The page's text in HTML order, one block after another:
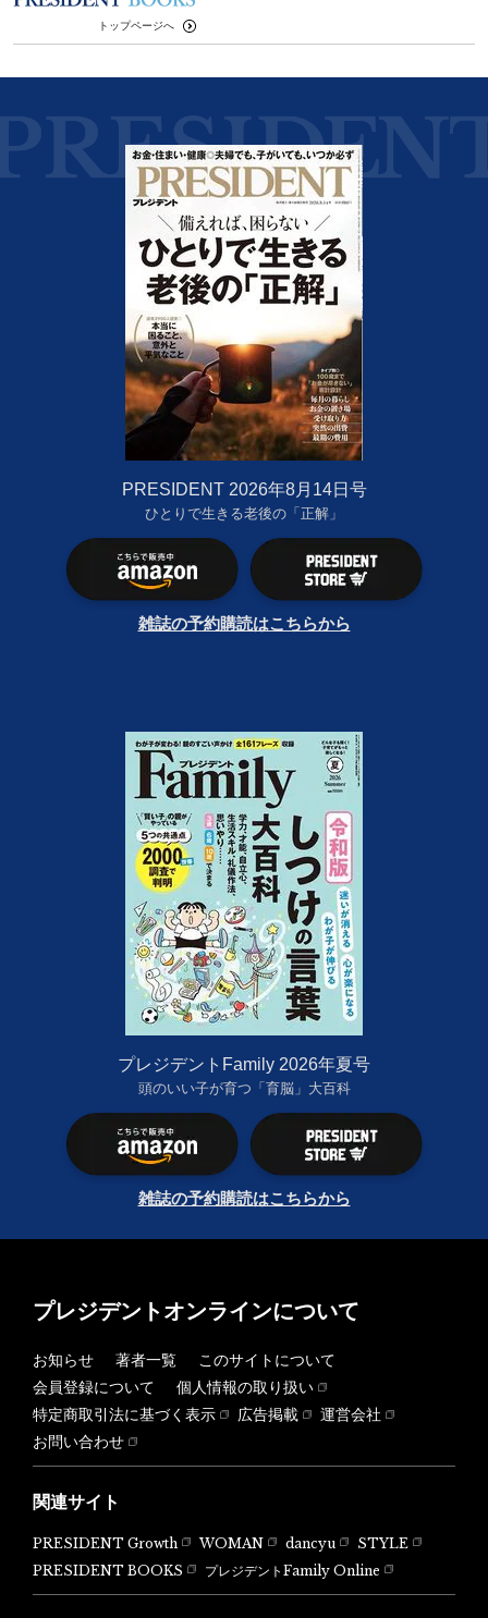
トップページへ
PRESIDENT 2026年8月14日号
ひとりで生きる老後の「正解」
雑誌の予約購読はこちらから
プレジデントFamily 2026年夏号
頭のいい子が育つ「育脳」大百科
雑誌の予約購読はこちらから
プレジデントオンラインについて
お知らせ 著者一覧
このサイトについて
会員登録について
個人情報の取り扱い
特定商取引法に基づく表示
広告掲載
運営会社
お問い合わせ
関連サイト
PRESIDENT Growth WOMAN dancyu
STYLE
PRESIDENT BOOKS
プレジデントFamily Online